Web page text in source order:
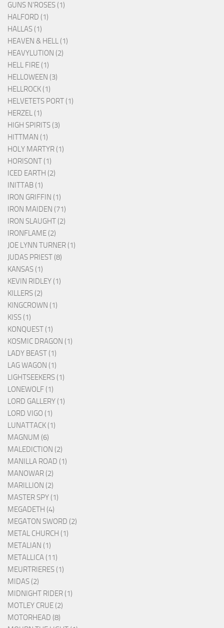
GUNS N'ROSES (1)
HALFORD (1)
HALLAS (1)
HEAVEN & HELL (1)
HEAVYLUTION (2)
HELL FIRE (1)
HELLOWEEN (3)
HELLROCK (1)
HELVETETS PORT (1)
HERZEL (1)
HIGH SPIRITS (3)
HITTMAN (1)
HOLY MARTYR (1)
HORISONT (1)
ICED EARTH (2)
INITTAB (1)
IRON GRIFFIN (1)
IRON MAIDEN (71)
IRON SLAUGHT (2)
IRONFLAME (2)
JOE LYNN TURNER (1)
JUDAS PRIEST (8)
KANSAS (1)
KEVIN RIDLEY (1)
KILLERS (2)
KINGCROWN (1)
KISS (1)
KONQUEST (1)
KOSMIC DRAGON (1)
LADY BEAST (1)
LAG WAGON (1)
LIGHTSEEKERS (1)
LONEWOLF (1)
LORD GALLERY (1)
LORD VIGO (1)
LUNATTACK (1)
MAGNUM (6)
MALEDICTION (2)
MANILLA ROAD (1)
MANOWAR (2)
MARILLION (2)
MASTER SPY (1)
MEGADETH (4)
MEGATON SWORD (2)
METAL CHURCH (1)
METALIAN (1)
METALLICA (11)
MEURTRIERES (1)
MIDAS (2)
MIDNIGHT RIDER (1)
MOTLEY CRUE (2)
MOTORHEAD (8)